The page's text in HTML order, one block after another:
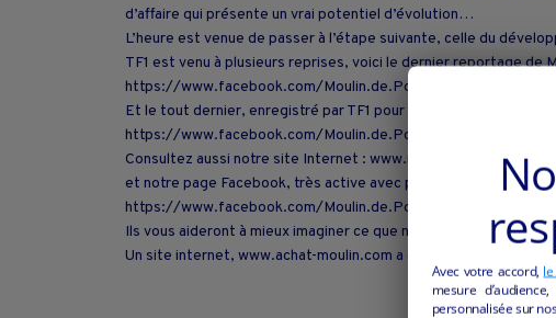
d’affaire qui présente un vrai potentiel d’évolution…
L’heure est venue de passer à l’étape suivante, celle du
TF1 est venu à plusieurs reprises, voici le dernier reportage de
https://www.facebook.com/Moulin.de.Poyaller/videos/
Et le tout dernier, enregistré par TF1 pour SOS Village en
https://www.facebook.com/Moulin.de.Poyaller/videos/
Consultez aussi notre site Internet : www.moulin-poyaller.com
et notre page Facebook, très active avec plus de 200.000
https://www.facebook.com/Moulin.de.Poyaller/.
Ils vous aideront à mieux imaginer ce que nous faisons et
Un site internet, www.achat-moulin.com a également été créé
Avec votre accord,
mesure
personnalisée sur